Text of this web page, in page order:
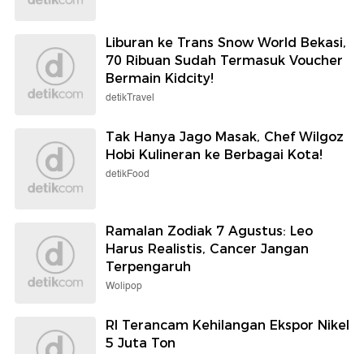
Liburan ke Trans Snow World Bekasi,
70 Ribuan Sudah Termasuk Voucher
Bermain Kidcity!
detikTravel
Tak Hanya Jago Masak, Chef Wilgoz
Hobi Kulineran ke Berbagai Kota!
detikFood
Ramalan Zodiak 7 Agustus: Leo
Harus Realistis, Cancer Jangan
Terpengaruh
Wolipop
RI Terancam Kehilangan Ekspor Nikel
5 Juta Ton